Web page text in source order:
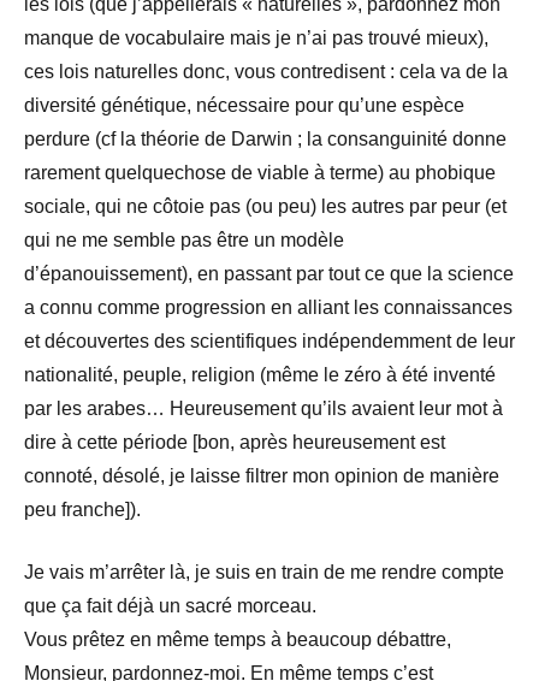
les lois (que j’appellerais « naturelles », pardonnez mon
manque de vocabulaire mais je n’ai pas trouvé mieux),
ces lois naturelles donc, vous contredisent : cela va de la
diversité génétique, nécessaire pour qu’une espèce
perdure (cf la théorie de Darwin ; la consanguinité donne
rarement quelquechose de viable à terme) au phobique
sociale, qui ne côtoie pas (ou peu) les autres par peur (et
qui ne me semble pas être un modèle
d’épanouissement), en passant par tout ce que la science
a connu comme progression en alliant les connaissances
et découvertes des scientifiques indépendemment de leur
nationalité, peuple, religion (même le zéro à été inventé
par les arabes… Heureusement qu’ils avaient leur mot à
dire à cette période [bon, après heureusement est
connoté, désolé, je laisse filtrer mon opinion de manière
peu franche]).
Je vais m’arrêter là, je suis en train de me rendre compte
que ça fait déjà un sacré morceau.
Vous prêtez en même temps à beaucoup débattre,
Monsieur, pardonnez-moi. En même temps c’est